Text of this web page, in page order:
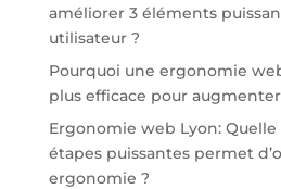
améliorer 3 éléments
utilisateur ?
Pourquoi une ergonomie
plus efficace pour
Ergonomie web Lyon:
étapes puissantes permet
ergonomie ?